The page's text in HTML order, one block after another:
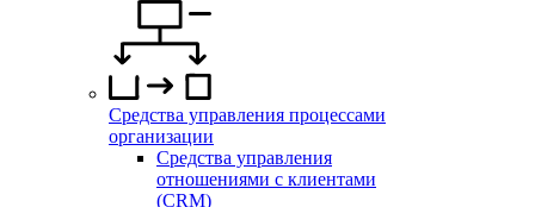
Средства управления процессами
организации
Средства управления
отношениями с клиентами
(CRM)